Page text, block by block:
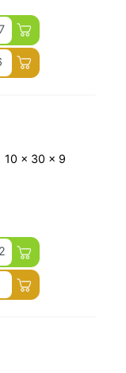
10 x 30 x 9